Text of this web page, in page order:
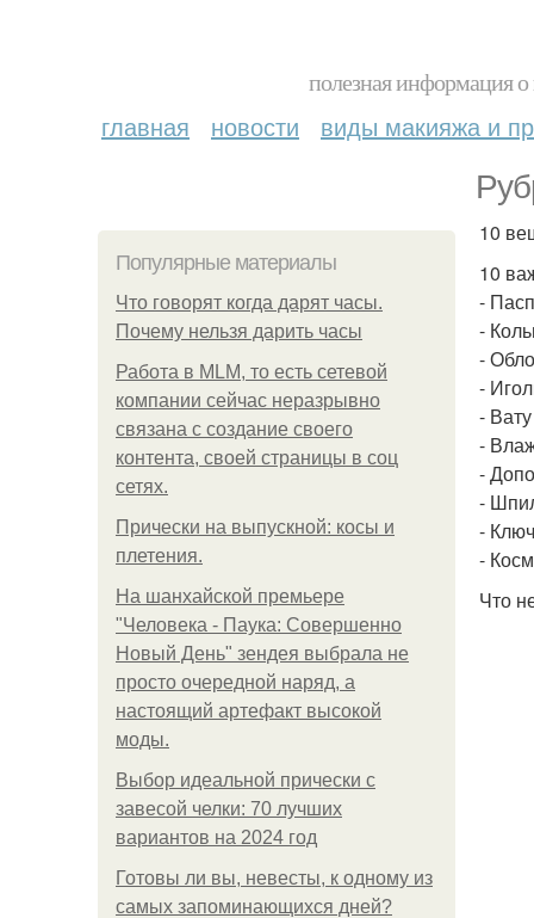
полезная информация
главная новости виды макияжа и
Популярные материалы
Что говорят когда дарят часы.
Почему нельзя дарить часы
Работа в MLM, то есть сетевой
компании сейчас неразрывно
связана с создание своего
контента, своей страницы в соц
сетях.
Прически на выпускной: косы и
плетения.
На шанхайской премьере
"Человека - Паука: Совершенно
Новый День" зендея выбрала не
просто очередной наряд, а
настоящий артефакт высокой
моды.
Выбор идеальной прически с
завесой челки: 70 лучших
вариантов на 2024 год
Готовы ли вы, невесты, к одному из
самых запоминающихся дней?
10
10
-
-
-
-
-
-
-
-
-
-
Что